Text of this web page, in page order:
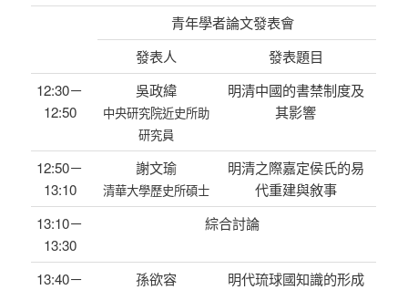
青年學者論文發表會
發表人
發表題目
12:30－
12:50
吳政緯
中央研究院近史所助
研究員
明清中國的書禁制度及
其影響
12:50－
13:10
謝文瑜
清華大學歷史所碩士
明清之際嘉定侯氏的易
代重建與敘事
13:10－
13:30
綜合討論
13:40－
孫欲容 明代琉球國知識的形成